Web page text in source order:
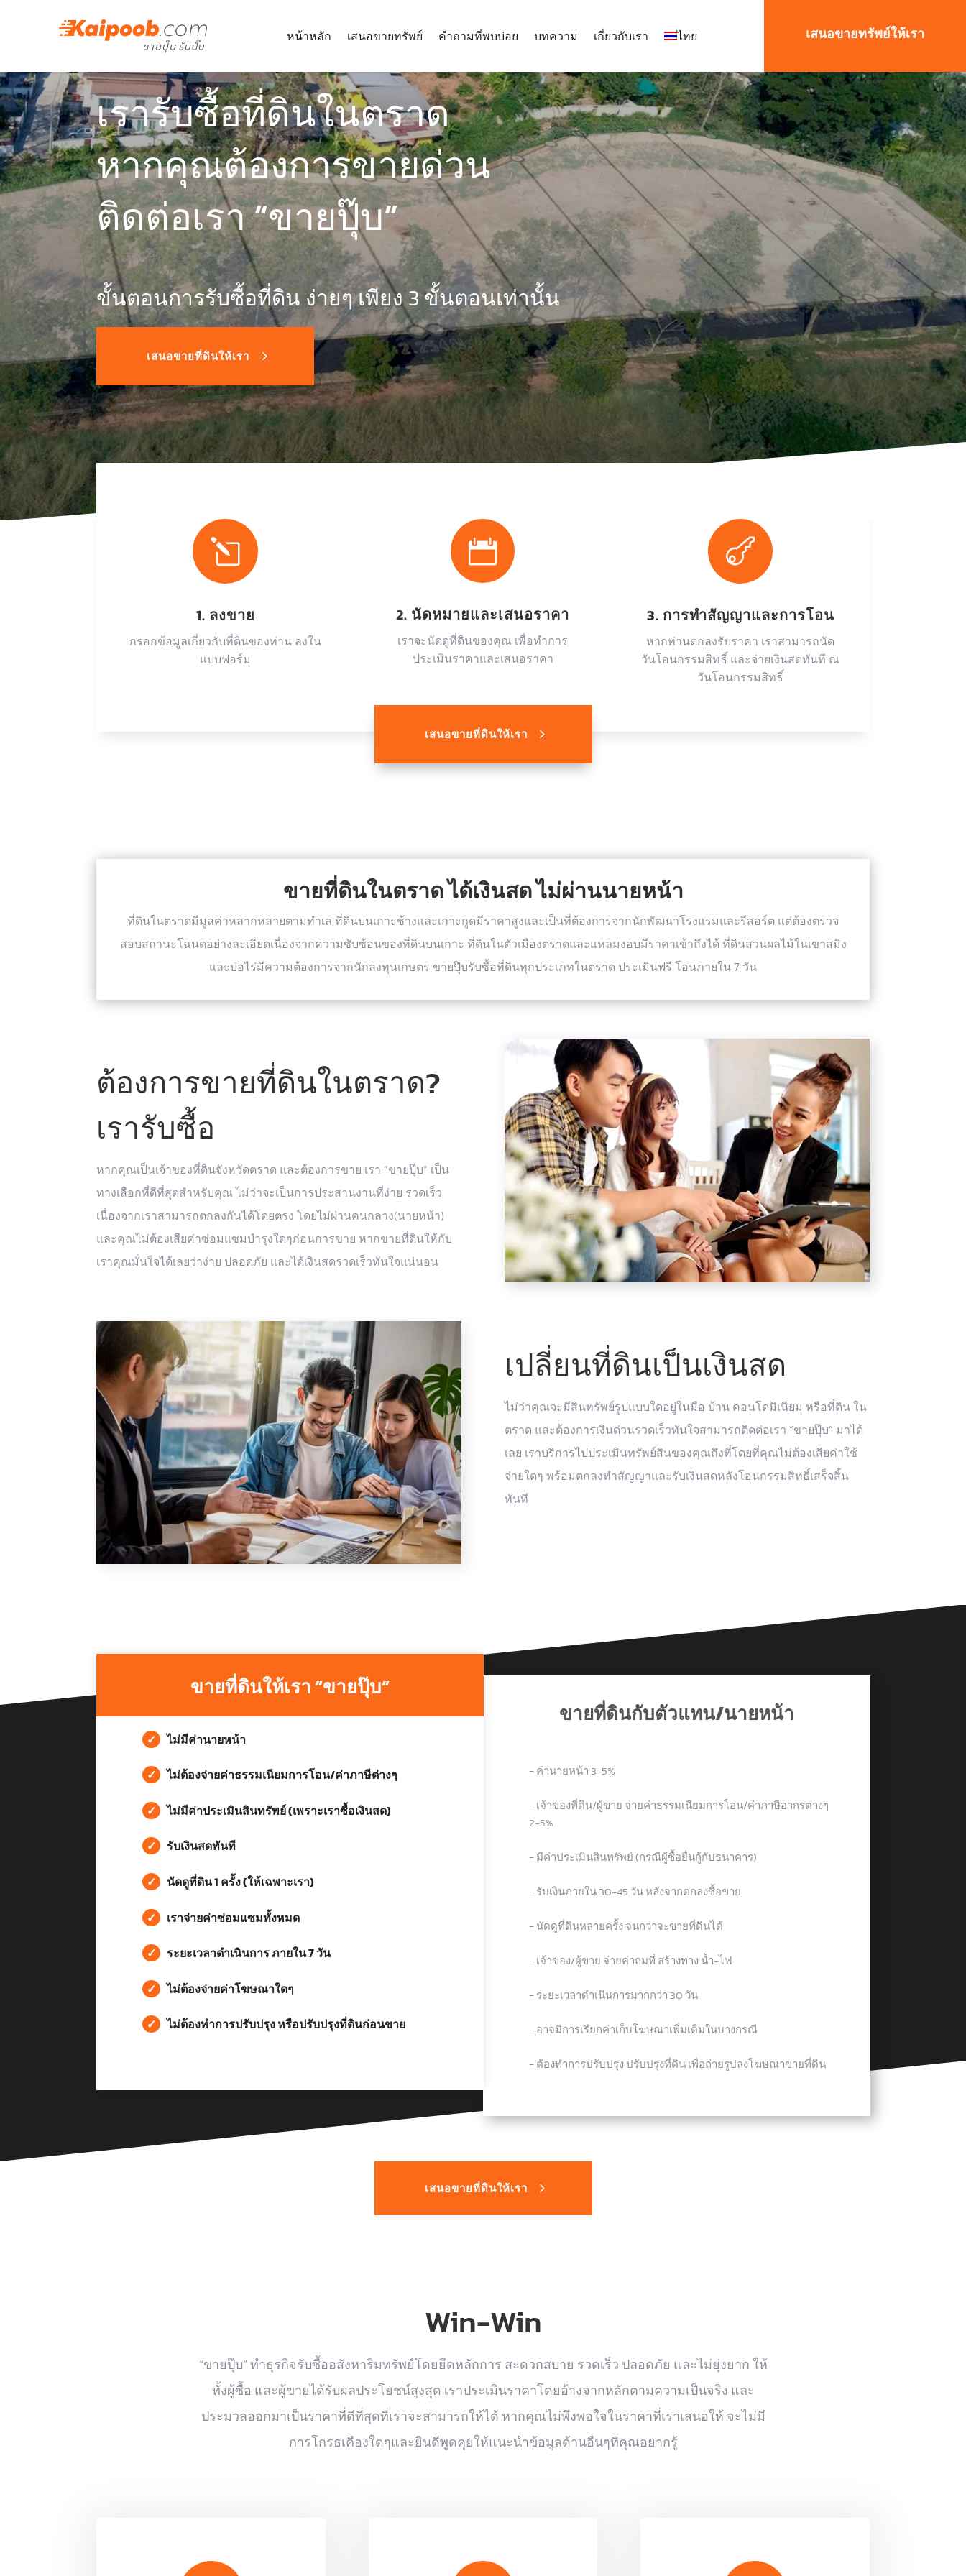
หน้าหลัก เสนอขายทรัพย์ คำถามที่พบบ่อย บทความ เกี่ยวกับเรา ไทย เสนอขายทรัพย์ให้เรา
เรารับซื้อที่ดินในตราด
หากคุณต้องการขายด่วน
ติดต่อเรา “ขายปุ๊บ”
ขั้นตอนการรับซื้อที่ดิน ง่ายๆ เพียง 3 ขั้นตอนเท่านั้น
เสนอขายที่ดินให้เรา
l
1. ลงขาย
กรอกข้อมูลเกี่ยวกับที่ดินของท่าน ลงใน
แบบฟอร์ม

2. นัดหมายและเสนอราคา
เราจะนัดดูที่ดินของคุณ เพื่อทำการ
ประเมินราคาและเสนอราคา

3. การทำสัญญาและการโอน
หากท่านตกลงรับราคา เราสามารถนัด
วันโอนกรรมสิทธิ์ และจ่ายเงินสดทันที ณ
วันโอนกรรมสิทธิ์
เสนอขายที่ดินให้เรา
ขายที่ดินในตราด ได้เงินสด ไม่ผ่านนายหน้า
ที่ดินในตราดมีมูลค่าหลากหลายตามทำเล ที่ดินบนเกาะช้างและเกาะกูดมีราคาสูงและเป็นที่ต้องการจากนักพัฒนาโรงแรมและรีสอร์ต แต่ต้องตรวจ
สอบสถานะโฉนดอย่างละเอียดเนื่องจากความซับซ้อนของที่ดินบนเกาะ ที่ดินในตัวเมืองตราดและแหลมงอบมีราคาเข้าถึงได้ ที่ดินสวนผลไม้ในเขาสมิง
และบ่อไร่มีความต้องการจากนักลงทุนเกษตร ขายปุ๊บรับซื้อที่ดินทุกประเภทในตราด ประเมินฟรี โอนภายใน 7 วัน
ต้องการขายที่ดินในตราด?
เรารับซื้อ
หากคุณเป็นเจ้าของที่ดินจังหวัดตราด และต้องการขาย เรา “ขายปุ๊บ” เป็น
ทางเลือกที่ดีที่สุดสำหรับคุณ ไม่ว่าจะเป็นการประสานงานที่ง่าย รวดเร็ว
เนื่องจากเราสามารถตกลงกันได้โดยตรง โดยไม่ผ่านคนกลาง(นายหน้า)
และคุณไม่ต้องเสียค่าซ่อมแซมบำรุงใดๆก่อนการขาย หากขายที่ดินให้กับ
เราคุณมั่นใจได้เลยว่าง่าย ปลอดภัย และได้เงินสดรวดเร็วทันใจแน่นอน
เปลี่ยนที่ดินเป็นเงินสด
ไม่ว่าคุณจะมีสินทรัพย์รูปแบบใดอยู่ในมือ บ้าน คอนโดมิเนียม หรือที่ดิน ใน
ตราด และต้องการเงินด่วนรวดเร็วทันใจสามารถติดต่อเรา “ขายปุ๊บ” มาได้
เลย เราบริการไปประเมินทรัพย์สินของคุณถึงที่โดยที่คุณไม่ต้องเสียค่าใช้
จ่ายใดๆ พร้อมตกลงทำสัญญาและรับเงินสดหลังโอนกรรมสิทธิ์เสร็จสิ้น
ทันที
ขายที่ดินให้เรา “ขายปุ๊บ”
✓ ไม่มีค่านายหน้า
✓ ไม่ต้องจ่ายค่าธรรมเนียมการโอน/ค่าภาษีต่างๆ
✓ ไม่มีค่าประเมินสินทรัพย์ (เพราะเราซื้อเงินสด)
✓ รับเงินสดทันที
✓ นัดดูที่ดิน 1 ครั้ง (ให้เฉพาะเรา)
✓ เราจ่ายค่าซ่อมแซมทั้งหมด
✓ ระยะเวลาดำเนินการ ภายใน 7 วัน
✓ ไม่ต้องจ่ายค่าโฆษณาใดๆ
✓ ไม่ต้องทำการปรับปรุง หรือปรับปรุงที่ดินก่อนขาย
ขายที่ดินกับตัวแทน/นายหน้า
− ค่านายหน้า 3-5%
− เจ้าของที่ดิน/ผู้ขาย จ่ายค่าธรรมเนียมการโอน/ค่าภาษีอากรต่างๆ
2-5%
− มีค่าประเมินสินทรัพย์ (กรณีผู้ซื้อยื่นกู้กับธนาคาร)
− รับเงินภายใน 30-45 วัน หลังจากตกลงซื้อขาย
− นัดดูที่ดินหลายครั้ง จนกว่าจะขายที่ดินได้
− เจ้าของ/ผู้ขาย จ่ายค่าถมที่ สร้างทาง น้ำ-ไฟ
− ระยะเวลาดำเนินการมากกว่า 30 วัน
− อาจมีการเรียกค่าเก็บโฆษณาเพิ่มเติมในบางกรณี
− ต้องทำการปรับปรุง ปรับปรุงที่ดิน เพื่อถ่ายรูปลงโฆษณาขายที่ดิน
เสนอขายที่ดินให้เรา
Win-Win
“ขายปุ๊บ” ทำธุรกิจรับซื้ออสังหาริมทรัพย์โดยยึดหลักการ สะดวกสบาย รวดเร็ว ปลอดภัย และไม่ยุ่งยาก ให้
ทั้งผู้ซื้อ และผู้ขายได้รับผลประโยชน์สูงสุด เราประเมินราคาโดยอ้างจากหลักตามความเป็นจริง และ
ประมวลออกมาเป็นราคาที่ดีที่สุดที่เราจะสามารถให้ได้ หากคุณไม่พึงพอใจในราคาที่เราเสนอให้ จะไม่มี
การโกรธเคืองใดๆและยินดีพูดคุยให้แนะนำข้อมูลด้านอื่นๆที่คุณอยากรู้